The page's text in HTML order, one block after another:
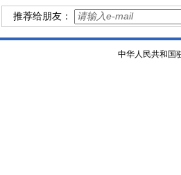
推荐给朋友：
中华人民共和国